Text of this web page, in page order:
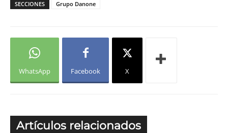
SECCIONES Grupo Danone
WhatsApp Facebook X
Artículos relacionados